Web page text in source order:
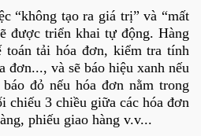
“không tạo ra giá trị” và “mất
được triển khai tự động. Hàng
toán tải hóa đơn, kiểm tra tính
đơn..., và sẽ báo hiệu xanh nếu
đỏ nếu hóa đơn nằm trong
chiếu 3 chiều giữa các hóa đơn
phiếu giao hàng v.v...